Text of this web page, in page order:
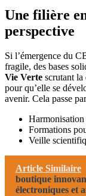
Une filière
perspective
Si l’émergence du
fragile, des bases
Vie Verte scrutant la
pour qu’elle se
avenir. Cela passe
Harmonisation
Formations
Veille
Article Similaire
boutique
électroniques et